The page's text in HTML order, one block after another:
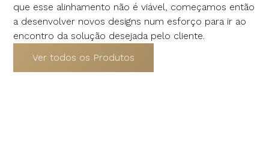
que esse alinhamento não é viável, começamos então
a desenvolver novos designs num esforço para ir ao
encontro da solução desejada pelo cliente.
Ver todos os Produtos